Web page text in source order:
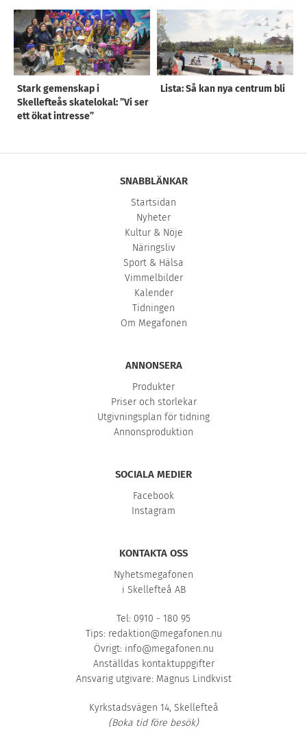
Stark gemenskap i
Skellefteås skatelokal: ”Vi ser
ett ökat intresse”
Lista: Så kan nya centrum bli
SNABBLÄNKAR
Startsidan
Nyheter
Kultur & Nöje
Näringsliv
Sport & Hälsa
Vimmelbilder
Kalender
Tidningen
Om Megafonen
ANNONSERA
Produkter
Priser och storlekar
Utgivningsplan för tidning
Annonsproduktion
SOCIALA MEDIER
Facebook
Instagram
KONTAKTA OSS
Nyhetsmegafonen
i Skellefteå AB
Tel: 0910 - 180 95
Tips: redaktion@megafonen.nu
Övrigt: info@megafonen.nu
Anställdas kontaktuppgifter
Ansvarig utgivare: Magnus Lindkvist
Kyrkstadsvägen 14, Skellefteå
(Boka tid före besök)